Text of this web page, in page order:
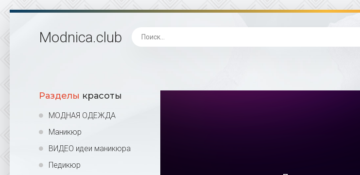
Modnica.club
Разделы красоты
МОДНАЯ ОДЕЖДА
Маникюр
ВИДЕО идеи маникюра
Педикюр